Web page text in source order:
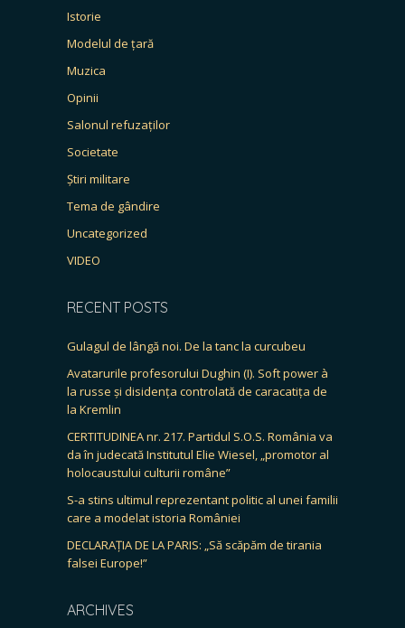
Istorie
Modelul de țară
Muzica
Opinii
Salonul refuzaților
Societate
Știri militare
Tema de gândire
Uncategorized
VIDEO
RECENT POSTS
Gulagul de lângă noi. De la tanc la curcubeu
Avatarurile profesorului Dughin (I). Soft power à
la russe și disidența controlată de caracatița de
la Kremlin
CERTITUDINEA nr. 217. Partidul S.O.S. România va
da în judecată Institutul Elie Wiesel, „promotor al
holocaustului culturii române”
S-a stins ultimul reprezentant politic al unei familii
care a modelat istoria României
DECLARAȚIA DE LA PARIS: „Să scăpăm de tirania
falsei Europe!”
ARCHIVES